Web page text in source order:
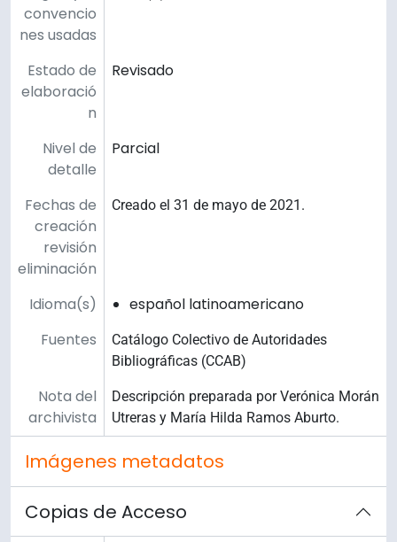
convencio
nes usadas
Estado de
elaboració
n
Revisado
Nivel de
detalle
Parcial
Fechas de
creación
revisión
eliminación
Creado el 31 de mayo de 2021.
Idioma(s)
español latinoamericano
Fuentes
Catálogo Colectivo de Autoridades
Bibliográficas (CCAB)
Nota del
archivista
Descripción preparada por Verónica Morán
Utreras y María Hilda Ramos Aburto.
Imágenes metadatos
Copias de Acceso